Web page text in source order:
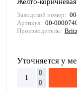
Заводской номер:
Артикул: 00-
Производитель:
Уточняется у